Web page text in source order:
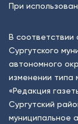
При
В соответствии
Сургутского
автономного
изменении типа
«Редакция
Сургутский
муниципальное